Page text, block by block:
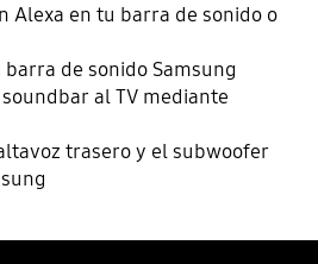
Alexa en tu barra de sonido o
de sonido Samsung
al TV mediante
trasero y el subwoofer